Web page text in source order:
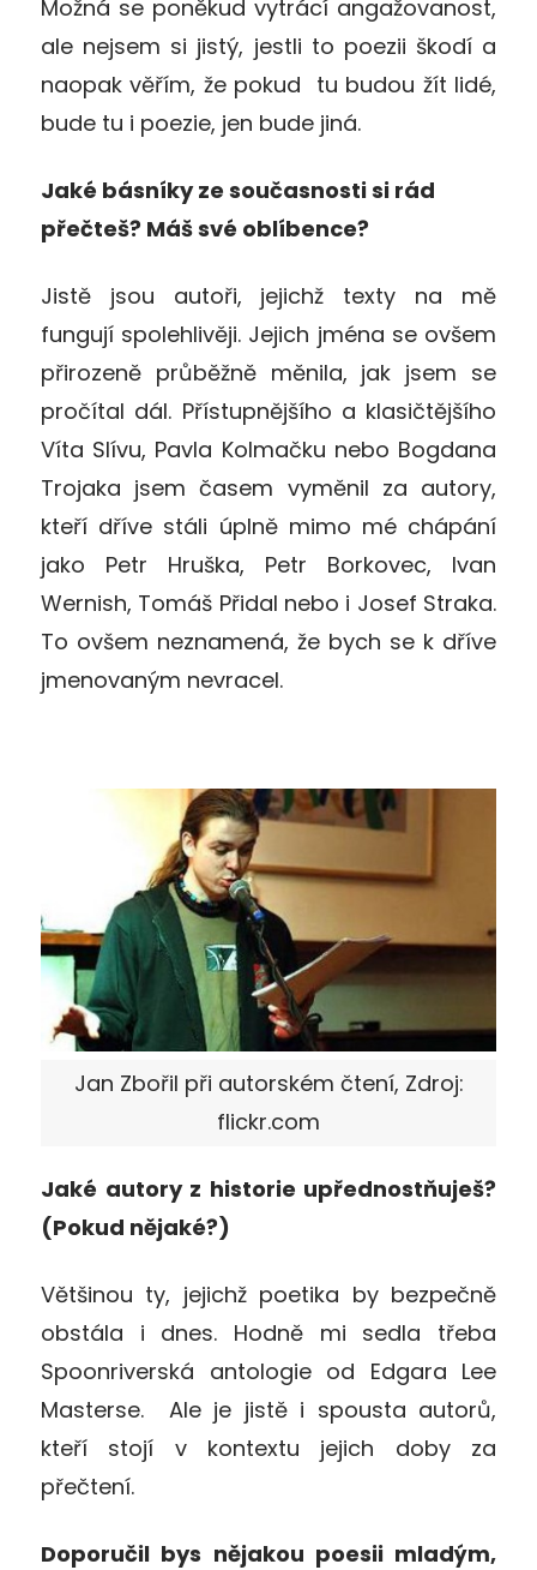
Možná se poněkud vytrácí angažovanost,
ale nejsem si jistý, jestli to poezii škodí a
naopak věřím, že pokud tu budou žít lidé,
bude tu i poezie, jen bude jiná.
Jaké básníky ze současnosti si rád
přečteš? Máš své oblíbence?
Jistě jsou autoři, jejichž texty na mě
fungují spolehlivěji. Jejich jména se ovšem
přirozeně průběžně měnila, jak jsem se
pročítal dál. Přístupnějšího a klasičtějšího
Víta Slívu, Pavla Kolmačku nebo Bogdana
Trojaka jsem časem vyměnil za autory,
kteří dříve stáli úplně mimo mé chápání
jako Petr Hruška, Petr Borkovec, Ivan
Wernish, Tomáš Přidal nebo i Josef Straka.
To ovšem neznamená, že bych se k dříve
jmenovaným nevracel.
Jan Zbořil při autorském čtení, Zdroj:
flickr.com
Jaké autory z historie upřednostňuješ?
(Pokud nějaké?)
Většinou ty, jejichž poetika by bezpečně
obstála i dnes. Hodně mi sedla třeba
Spoonriverská antologie od Edgara Lee
Masterse. Ale je jistě i spousta autorů,
kteří stojí v kontextu jejich doby za
přečtení.
Doporučil bys nějakou poesii mladým,